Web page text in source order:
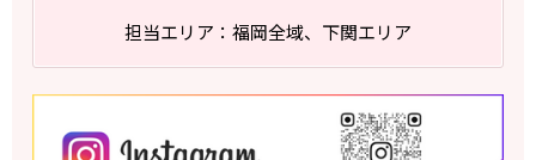
担当エリア：福岡全域、下関エリア